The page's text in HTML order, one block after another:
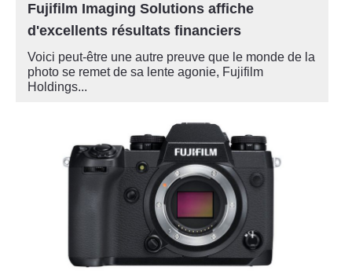
Fujifilm Imaging Solutions affiche
d'excellents résultats financiers
Voici peut-être une autre preuve que le monde de la
photo se remet de sa lente agonie, Fujifilm
Holdings...